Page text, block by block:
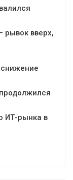
рывок вверх,
ИТ-рынка в